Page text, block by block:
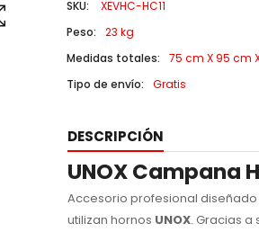
SKU:
XEVHC-HC11
Peso:
23 kg
Medidas totales:
75 cm X 95 cm
Tipo de envío:
Gratis
DESCRIPCIÓN
UNOX Campana
Accesorio profesional
utilizan hornos UNOX. Gracias a